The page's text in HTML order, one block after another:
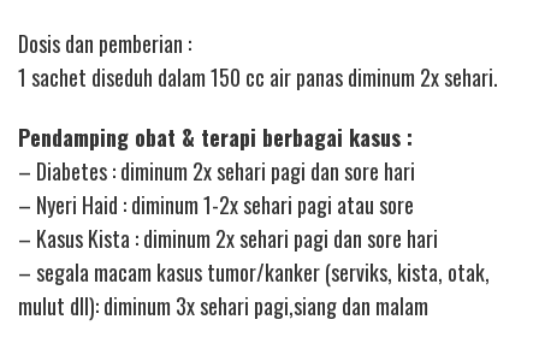
Dosis dan pemberian :
1 sachet diseduh dalam 150 cc air panas diminum 2x sehari.
Pendamping obat & terapi berbagai kasus :
– Diabetes : diminum 2x sehari pagi dan sore hari
– Nyeri Haid : diminum 1-2x sehari pagi atau sore
– Kasus Kista : diminum 2x sehari pagi dan sore hari
– segala macam kasus tumor/kanker (serviks, kista, otak,
mulut dll): diminum 3x sehari pagi,siang dan malam